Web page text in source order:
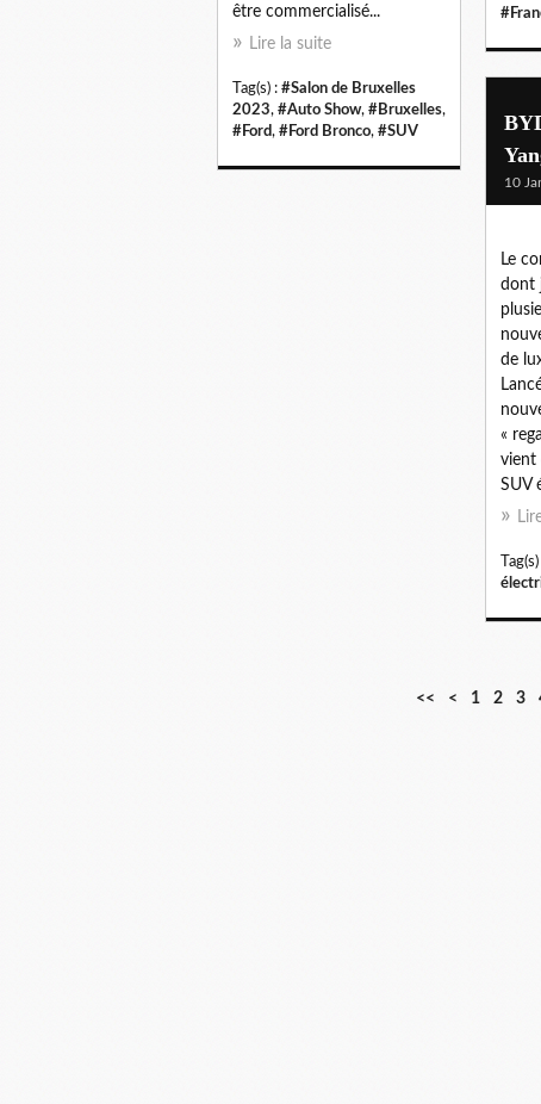
être commercialisé...
Lire la suite
Tag(s) : #Salon de Bruxelles
2023, #Auto Show, #Bruxelles,
#Ford, #Ford Bronco, #SUV
10
Le
dont
de
«
vient
SUV
<< < 1 2 3